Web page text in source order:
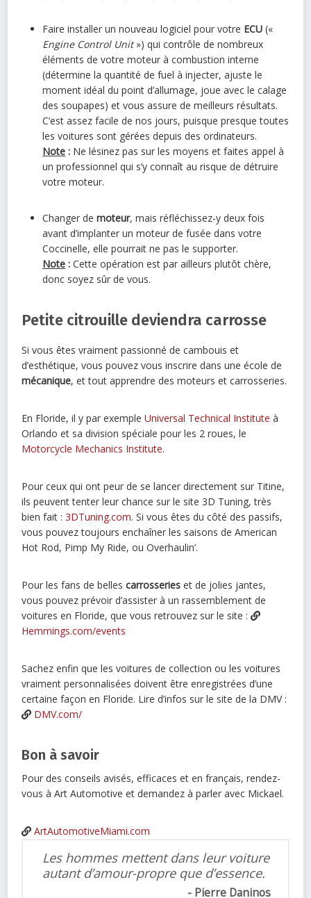
Faire installer un nouveau logiciel pour votre ECU («
Engine Control Unit») qui contrôle de nombreux
éléments de votre moteur à combustion interne
(détermine la quantité de fuel à injecter, ajuste le
moment idéal du point d’allumage, joue avec le calage
des soupapes) et vous assure de meilleurs résultats.
C’est assez facile de nos jours, puisque presque toutes
les voitures sont gérées depuis des ordinateurs.
Note : Ne lésinez pas sur les moyens et faites appel à
un professionnel qui s’y connaît au risque de détruire
votre moteur.
Changer demoteur, mais réfléchissez-y deux fois
avant d’implanter un moteur de fusée dans votre
Coccinelle, elle pourrait ne pas le supporter.
Note : Cette opération est par ailleurs plutôt chère,
donc soyez sûr de vous.
Petite citrouille deviendra carrosse
Si vous êtes vraiment passionné de cambouis et
d’esthétique, vous pouvez vous inscrire dans une école de
mécanique, et tout apprendre des moteurs et carrosseries.
En Floride, il y par exempleUniversal Technical Institute à
Orlando et sa division spéciale pour les 2 roues, le
Motorcycle Mechanics Institute.
Pour ceux qui ont peur de se lancer directement sur Titine,
ils peuvent tenter leur chance sur le site 3D Tuning, très
bien fait :3DTuning.com. Si vous êtes du côté des passifs,
vous pouvez toujours enchaîner les saisons de American
Hot Rod, Pimp My Ride, ou Overhaulin’.
Pour les fans de bellescarrosseries et de jolies jantes,
vous pouvez prévoir d’assister à un rassemblement de
voitures en Floride, que vous retrouvez sur le site :
Hemmings.com/events
Sachez enfin que les voitures de collection ou les voitures
vraiment personnalisées doivent être enregistrées d’une
certaine façon en Floride. Lire d’infos sur le site de la DMV :
DMV.com/
Bon à savoir
Pour des conseils avisés, efficaces et en français, rendez-
vous à Art Automotive et demandez à parler avec Mickael.
ArtAutomotiveMiami.com
Les hommes mettent dans leur voiture
autant d’amour-propre que d’essence.
Pierre Daninos